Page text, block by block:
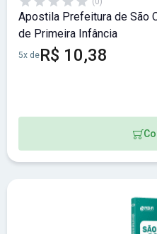
Apostila Prefeitura de São
de Primeira Infância
5x deR$ 10,38